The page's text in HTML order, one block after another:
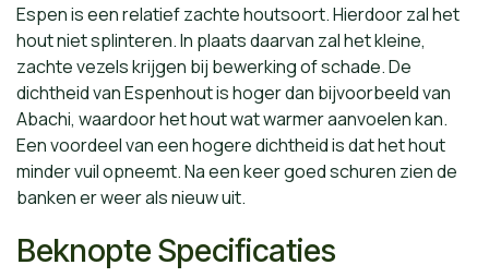
Espen is een relatief zachte houtsoort. Hierdoor zal het
hout niet splinteren. In plaats daarvan zal het kleine,
zachte vezels krijgen bij bewerking of schade. De
dichtheid van Espenhout is hoger dan bijvoorbeeld van
Abachi, waardoor het hout wat warmer aanvoelen kan.
Een voordeel van een hogere dichtheid is dat het hout
minder vuil opneemt. Na een keer goed schuren zien de
banken er weer als nieuw uit.
Beknopte Specificaties